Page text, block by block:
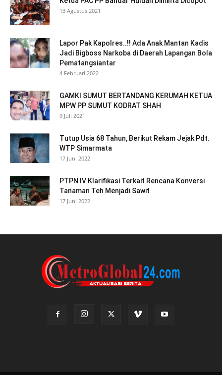
13 Agustus 2021
Lapor Pak Kapolres..!! Ada Anak Mantan Kadis
Jadi Bigboss Narkoba di Daerah Lapangan Bola
Pematangsiantar
4 Februari 2022
GAMKI SUMUT BERTANDANG KERUMAH KETUA
MPW PP SUMUT KODRAT SHAH
9 Juli 2021
Tutup Usia 68 Tahun, Berikut Rekam Jejak Pdt.
WTP Simarmata
17 Juni 2022
PTPN IV Klarifikasi Terkait Rencana Konversi
Tanaman Teh Menjadi Sawit
17 Juni 2022